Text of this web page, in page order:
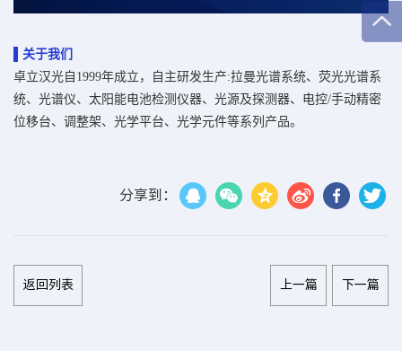
▌关于我们
卓立汉光自1999年成立，自主研发生产:拉曼光谱系统、 荧光光谱系
统、 光谱仪、 太阳能电池检测仪器、 光源及探测器、
电控/手动精密
位移台、 调整架、 光学平台、 光学元件等系列产品。
分享到：
返回列表 上一篇 下一篇